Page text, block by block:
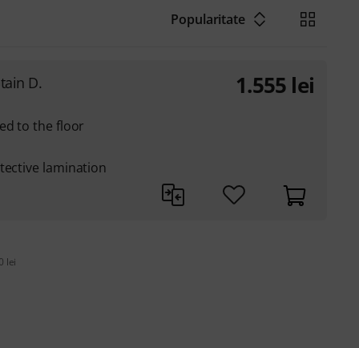
Popularitate
D.
to the floor
lamination
1.555 lei
lei